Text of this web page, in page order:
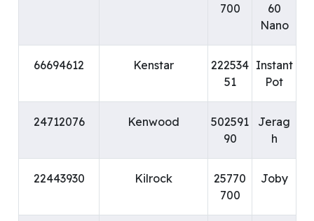
60
Nano
700
Instant
Pot
222534
51
Kenstar
66694612
Jerag
h
502591
90
Kenwood
24712076
Joby
25770
700
Kilrock
22443930